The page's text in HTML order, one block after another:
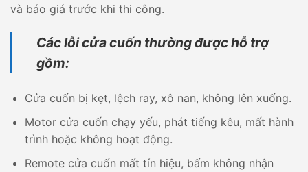
và báo giá trước khi thi công.
Các lỗi cửa cuốn thường được hỗ trợ
gồm:
Cửa cuốn bị kẹt, lệch ray, xô nan, không lên xuống.
Motor cửa cuốn chạy yếu, phát tiếng kêu, mất hành
trình hoặc không hoạt động.
Remote cửa cuốn mất tín hiệu, bấm không nhận